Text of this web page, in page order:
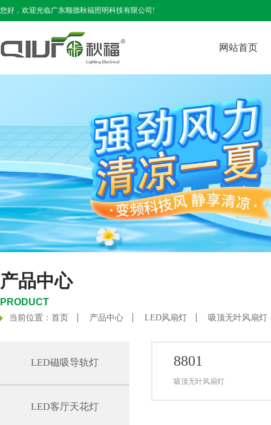
您好，欢迎光临广东顺德秋福照明科技有限公司!
网站首页
产品中心
PRODUCT
当前位置： 首页 产品中心 LED风扇灯 吸顶无叶风扇灯
LED磁吸导轨灯
LED客厅天花灯
8801
吸顶无叶风扇灯